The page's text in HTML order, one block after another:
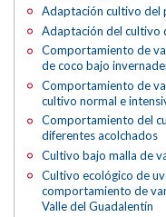
Adaptación cultivo del
Adaptación del cultivo
Comportamiento de
de coco bajo
Comportamiento de
cultivo normal e
Comportamiento del
diferentes acolchados
Cultivo bajo malla de
Cultivo ecológico de
comportamiento de
Valle del Guadalentín